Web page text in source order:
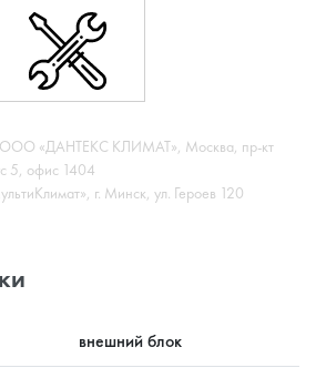
«ДАНТЕКС КЛИМАТ», Москва, пр-кт
5, офис 1404
г. Минск, ул. Героев 120
внешний блок